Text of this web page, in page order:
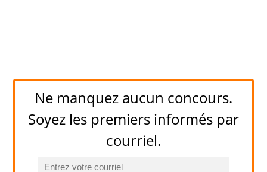
Ne manquez aucun concours.
Soyez les premiers informés par
courriel.